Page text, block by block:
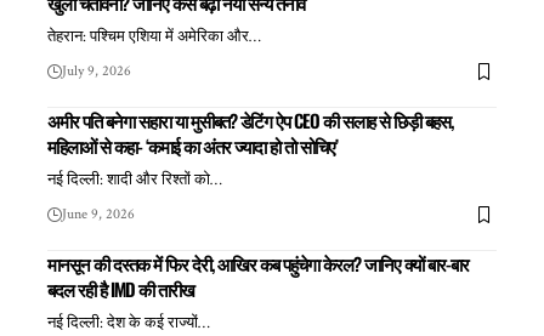
तेहरान: पश्चिम एशिया में अमेरिका और…
July 9, 2026
अमीर पति बनेगा सहारा या मुसीबत? डेटिंग ऐप CEO की सलाह से छिड़ी बहस,
महिलाओं से कहा- ‘कमाई का अंतर ज्यादा हो तो सोचिए’
नई दिल्ली: शादी और रिश्तों को…
June 9, 2026
मानसून की दस्तक में फिर देरी, आखिर कब पहुंचेगा केरल? जानिए क्यों बार-बार
बदल रही है IMD की तारीख
नई दिल्ली: देश के कई राज्यों…